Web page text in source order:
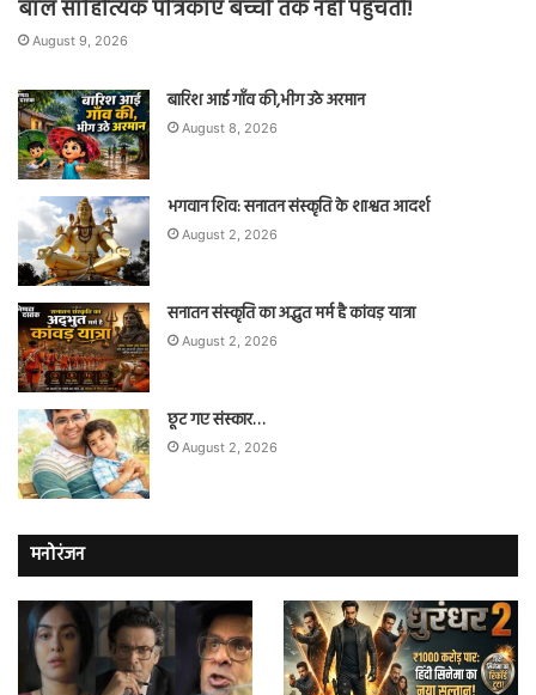
बाल साहित्यिक पत्रिकाएँ बच्चों तक नहीं पहुँचतीं!
August 9, 2026
बारिश आई गाँव की,भीग उठे अरमान
August 8, 2026
भगवान शिव: सनातन संस्कृति के शाश्वत आदर्श
August 2, 2026
सनातन संस्कृति का अद्भुत मर्म है कांवड़ यात्रा
August 2, 2026
छूट गए संस्कार…
August 2, 2026
मनोरंजन